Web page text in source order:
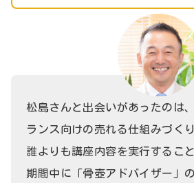
松島さんと出会いがあったのは
ランス向けの売れる仕組みづく
誰よりも講座内容を実行するこ
期間中に「骨壺アドバイザー」